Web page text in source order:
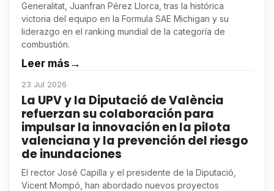
Generalitat, Juanfran Pérez Llorca, tras la histórica
victoria del equipo en la Formula SAE Michigan y su
liderazgo en el ranking mundial de la categoría de
combustión.
Leer más→
23 Jul 2026
La UPV y la Diputació de València
refuerzan su colaboración para
impulsar la innovación en la pilota
valenciana y la prevención del riesgo
de inundaciones
El rector José Capilla y el presidente de la Diputació,
Vicent Mompó, han abordado nuevos proyectos